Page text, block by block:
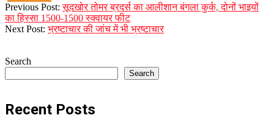
2025-
09-
22
Previous Post:सूदखोर तोमर ब्रदर्स का आलीशान बंगला कुर्क, दोनों भाइयों
का हिस्सा 1500-1500 स्क्वायर फीट
Next Post: भ्रष्टाचार की जांच में भी भ्रष्टाचार
Search
Search
Recent Posts